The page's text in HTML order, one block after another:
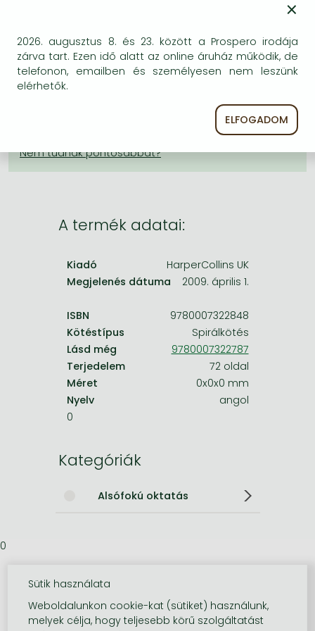
One-Punch Man manga
BESZEREZHETŐSÉG
Bizonytalan a beszerezhetőség. Érdemes még
A termék adatai:
Kiadó
HarperCollins UK
Megjelenés dátuma
2009. április 1.
ISBN
9780007322848
Kötéstípus
Spirálkötés
Lásd még
9780007322787
Terjedelem
72 oldal
Méret
0x0x0 mm
Nyelv
angol
0
Kategóriák
Alsófokú oktatás
0
×
2026. augusztus 8. és 23. között a Prospero irodája
zárva tart. Ezen idő alatt az online áruház működik, de
telefonon, emailben és személyesen nem leszünk
elérhetők.
ELFOGADOM
Sütik használata
Weboldalunkon cookie-kat (sütiket) használunk,
melyek célja, hogy teljesebb körű szolgáltatást